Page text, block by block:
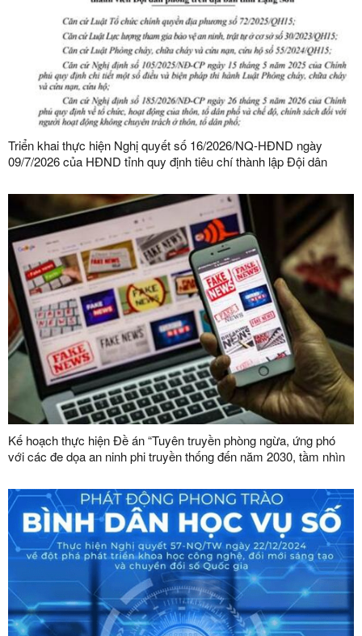
Triển khai thực hiện Nghị quyết số 16/2026/NQ-HĐND ngày
09/7/2026 của HĐND tỉnh quy định tiêu chí thành lập Đội dân
bàn tỉnh
Kế hoạch thực hiện Đề án “Tuyên truyền phòng ngừa, ứng phó
với các đe dọa an ninh phi truyền thống đến năm 2030, tầm nhìn